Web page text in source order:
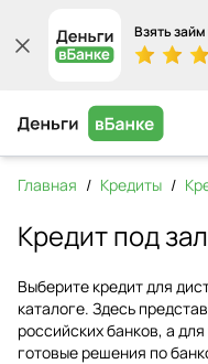
Взять
Главная / Кредиты /
Кредит под
Выберите кредит для
каталоге. Здесь
российских банков, а
готовые решения по